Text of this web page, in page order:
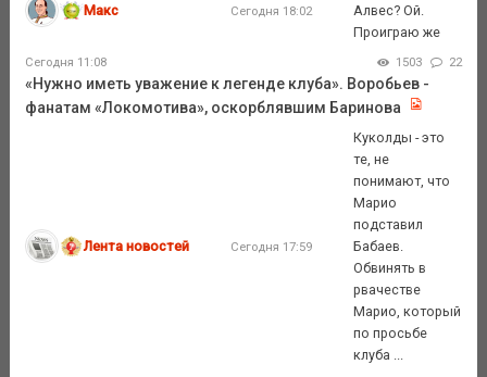
Макс Сегодня 18:02
Алвес? Ой.
Проиграю же
Сегодня 11:08 1503 22
«Нужно иметь уважение к легенде клуба». Воробьев -
фанатам «Локомотива», оскорблявшим Баринова
Лента новостей Сегодня 17:59
Куколды - это
те, не
понимают, что
Марио
подставил
Бабаев.
Обвинять в
рвачестве
Марио, который
по просьбе
клуба ...